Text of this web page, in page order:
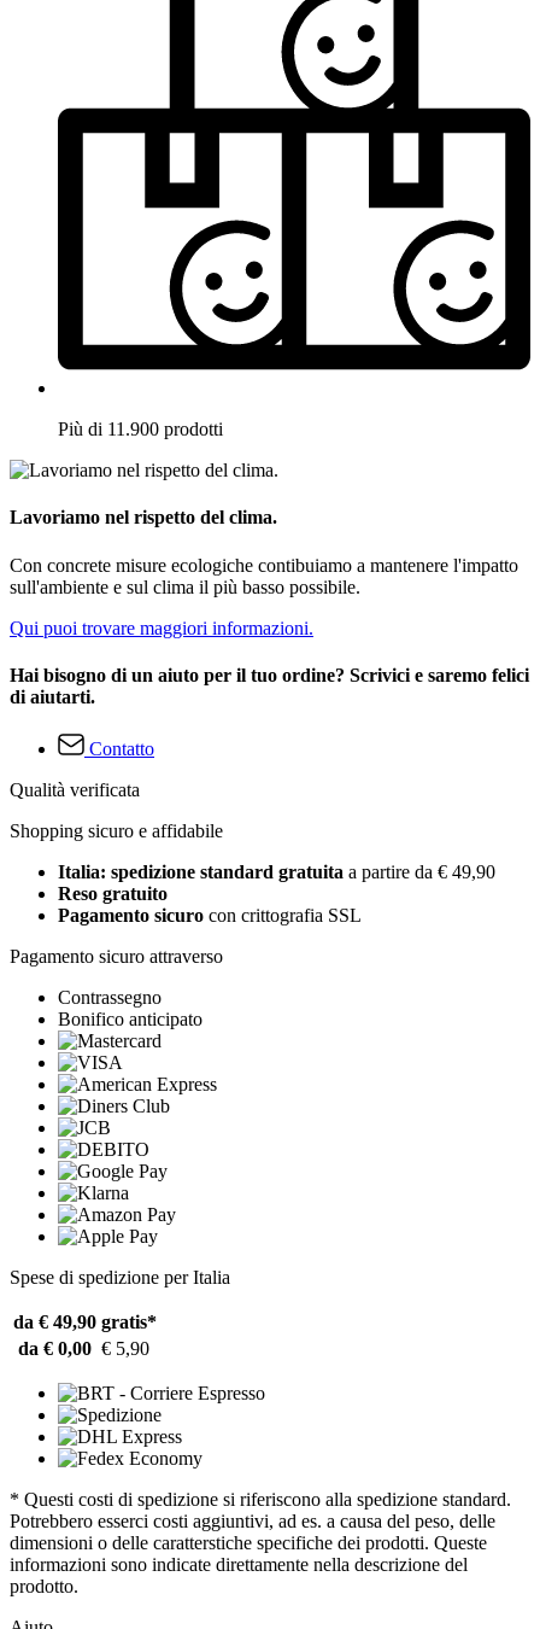
Più di 11.900 prodotti
Lavoriamo nel rispetto del clima.
Con concrete misure ecologiche contibuiamo a mantenere l'impatto
sull'ambiente e sul clima il più basso possibile.
Qui puoi trovare maggiori informazioni.
Hai bisogno di un aiuto per il tuo ordine? Scrivici e saremo felici
di aiutarti.
Contatto
Qualità verificata
Shopping sicuro e affidabile
Italia: spedizione standard gratuita a partire da € 49,90
Reso gratuito
Pagamento sicuro con crittografia SSL
Pagamento sicuro attraverso
Contrassegno
Bonifico anticipato
Spese di spedizione per Italia
da € 49,90 gratis*
da € 0,00 € 5,90
* Questi costi di spedizione si riferiscono alla spedizione standard.
Potrebbero esserci costi aggiuntivi, ad es. a causa del peso, delle
dimensioni o delle caratterstiche specifiche dei prodotti. Queste
informazioni sono indicate direttamente nella descrizione del
prodotto.